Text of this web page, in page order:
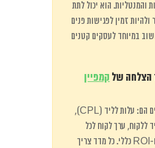
והמנטליות. הוא יכול לתת
ולהיות זמין לפגישות פנים
במיוחד לעסקים קטנים
הצלחה של קמפיין
המדדים החשובים הם: עלות לליד (CPL),
ללקוח, ערך לקוח לכל
החיים (LTV), ו-ROI כללי. כל מדד צריך